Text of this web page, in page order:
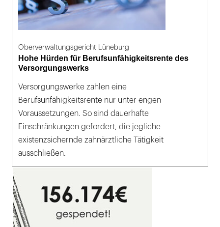
Oberverwaltungsgericht Lüneburg
Hohe Hürden für Berufsunfähigkeitsrente des
Versorgungswerks
Versorgungswerke zahlen eine
Berufsunfähigkeitsrente nur unter engen
Voraussetzungen. So sind dauerhafte
Einschränkungen gefordert, die jegliche
existenzsichernde zahnärztliche Tätigkeit
ausschließen.